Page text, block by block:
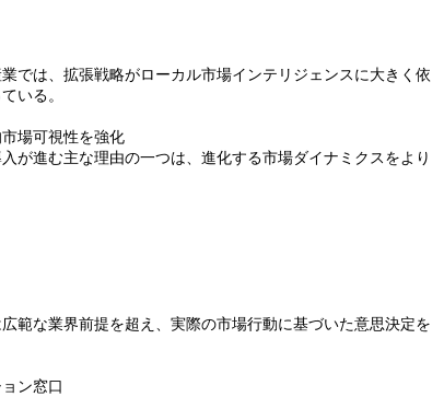
では、拡張戦略がローカル市場インテリジェンスに大きく依
いる。
場可視性を強化
が進む主な理由の一つは、進化する市場ダイナミクスをより
範な業界前提を超え、実際の市場行動に基づいた意思決定を
ン窓口